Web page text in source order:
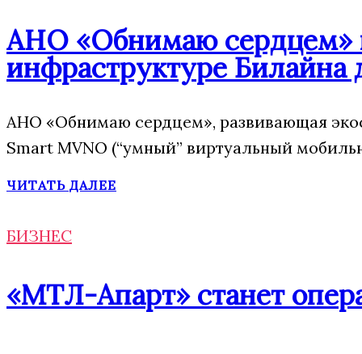
АНО «Обнимаю сердцем»
инфраструктуре
АНО «Обнимаю сердцем», развивающая
Smart MVNO (“умный” виртуальный
ЧИТАТЬ ДАЛЕЕ
БИЗНЕС
«МТЛ-Апарт» станет